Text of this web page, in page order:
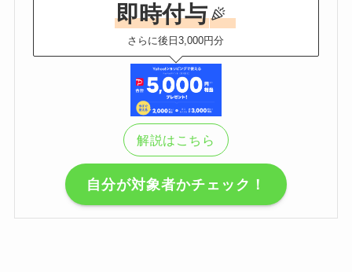
即時付与
さらに後日3,000円分
解説はこちら
自分が対象者かチェック！